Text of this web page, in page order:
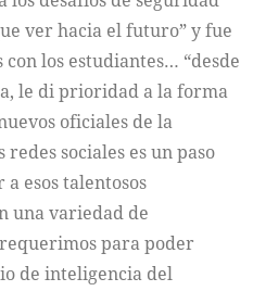
ver hacia el futuro” y fue
los estudiantes… “desde
le di prioridad a la forma
oficiales de la
sociales es un paso
esos talentosos
una variedad de
para poder
de inteligencia del